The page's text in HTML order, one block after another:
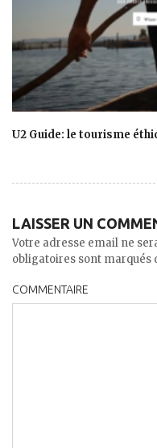
U2 Guide: le tourisme
LAISSER UN
Votre adresse email ne
obligatoires sont marqués
COMMENTAIRE